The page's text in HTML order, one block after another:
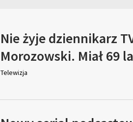
Nie żyje dziennikarz
Morozowski. Miał 69
Telewizja